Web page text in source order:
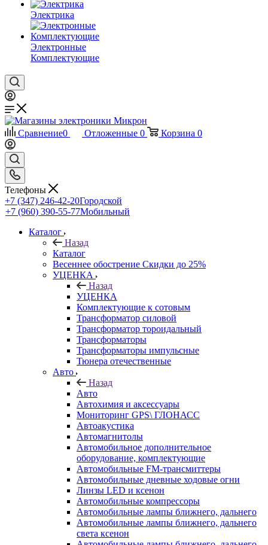
Электрика
Электронные
Комплектующие
Сравнение0 Отложенные 0 Корзина 0
Телефоны
+7 (347) 246-42-20Городской
+7 (960) 390-55-77Мобильный
Каталог
Назад
Каталог
Весеннее обострение Скидки до 25%
УЦЕНКА
Назад
УЦЕНКА
Комплектующие к сотовым
Трансформатор силовой
Трансформатор тороидальный
Трансформаторы
Трансформаторы импульсные
Тюнера отечественные
Авто
Назад
Авто
Автохимия и аксессуары
Мониторинг GPS\ ГЛОНАСС
Автоакустика
Автомагнитолы
Автомобильное дополнительное
оборудование, комплектующие
Автомобильные FM-трансмиттеры
Автомобильные дневные ходовые огни
Линзы LED и ксенон
Автомобильные компрессоры
Автомобильные лампы ближнего, дальнего
Автомобильные лампы ближнего, дальнего
света ксенон